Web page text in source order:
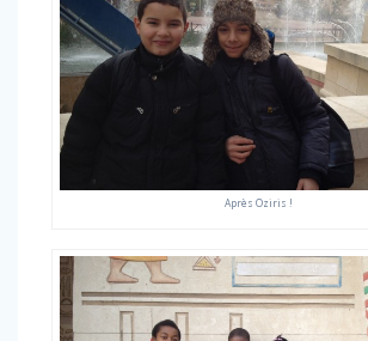
Après Oziris !